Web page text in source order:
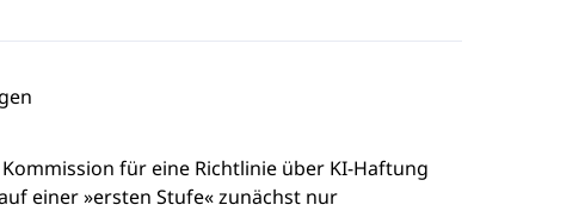
für eine Richtlinie über KI-Haftung
einer »ersten Stufe« zunächst nur